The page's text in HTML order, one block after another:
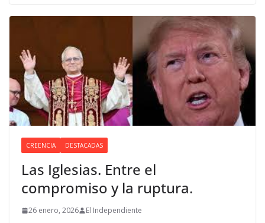
CREENCIA DESTACADAS
Las Iglesias. Entre el
compromiso y la ruptura.
26 enero, 2026 El Independiente